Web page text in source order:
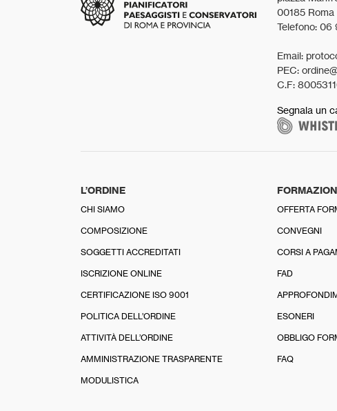
00185 Roma
Telefono:
Email:
PEC:
C.F:
Segnala un
L’ORDINE
CHI SIAMO
COMPOSIZIONE
SOGGETTI ACCREDITATI
ISCRIZIONE ONLINE
CERTIFICAZIONE ISO 9001
POLITICA DELL’ORDINE
ATTIVITÀ DELL’ORDINE
AMMINISTRAZIONE TRASPARENTE
MODULISTICA
OFFERTA
CONVEGNI
CORSI A
FAD
ESONERI
OBBLIGO
FAQ